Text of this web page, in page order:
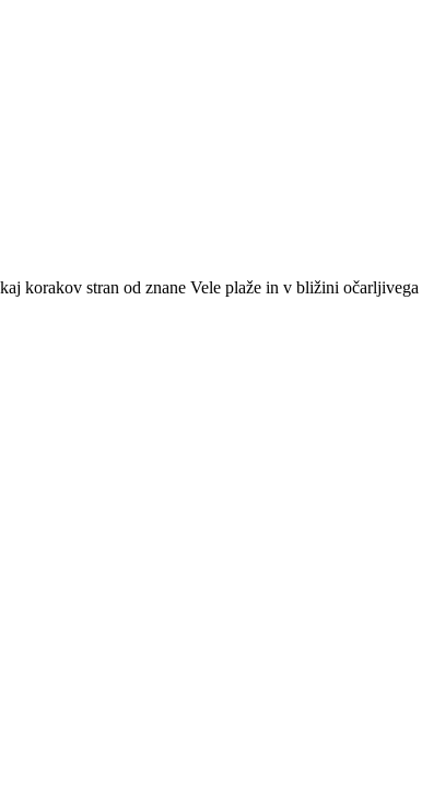
korakov stran od znane Vele plaže in v bližini